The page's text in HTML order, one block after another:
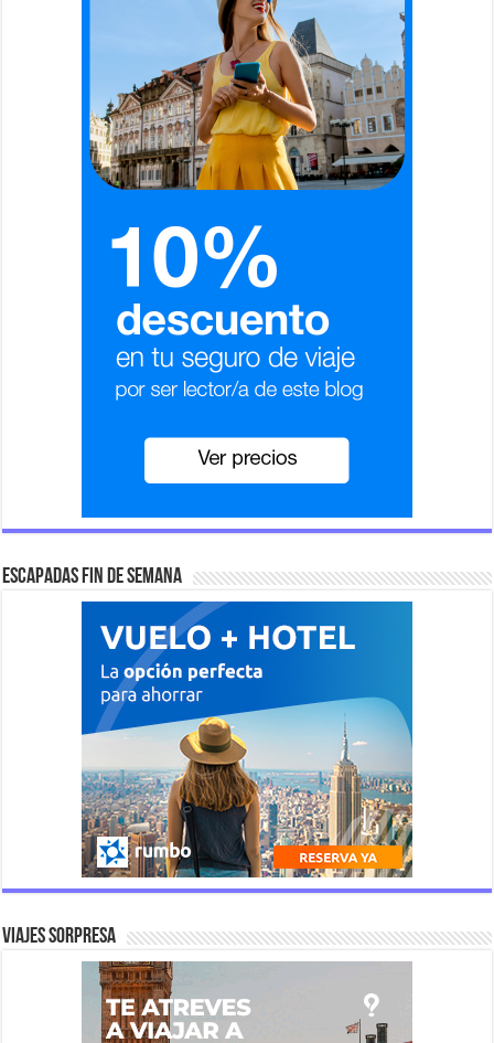
Escapadas fin de semana
Viajes Sorpresa